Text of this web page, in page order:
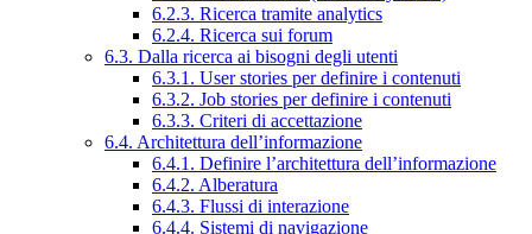
6.2.3. Ricerca tramite analytics
6.2.4. Ricerca sui forum
6.3. Dalla ricerca ai bisogni degli utenti
6.3.1. User stories per definire i contenuti
6.3.2. Job stories per definire i contenuti
6.3.3. Criteri di accettazione
6.4. Architettura dell’informazione
6.4.1. Definire l’architettura dell’informazione
6.4.2. Alberatura
6.4.3. Flussi di interazione
6.4.4. Sistemi di navigazione